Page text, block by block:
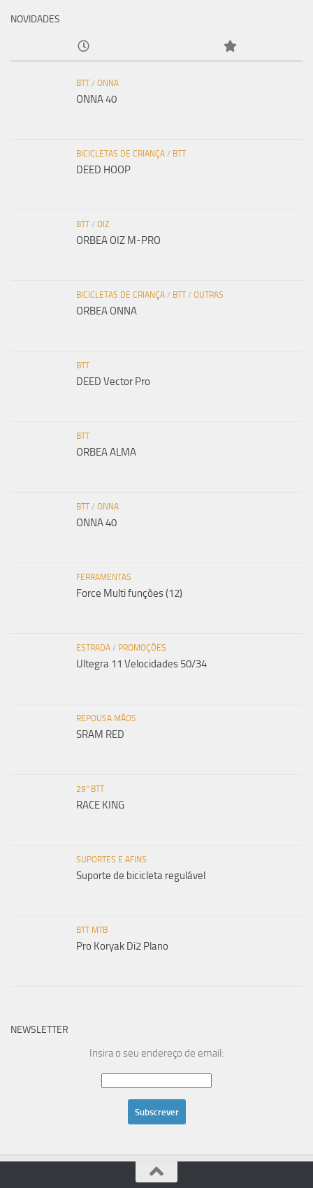
NOVIDADES
BTT/ ONNA
ONNA 40
BICICLETAS DE CRIANÇA / BTT
DEED HOOP
BTT/ OIZ
ORBEA OIZ M-PRO
BICICLETAS DE CRIANÇA / BTT/ OUTRAS
ORBEA ONNA
BTT
DEED Vector Pro
BTT
ORBEA ALMA
BTT/ ONNA
ONNA 40
FERRAMENTAS
Force Multi funções (12)
ESTRADA / PROMOÇÕES
Ultegra 11 Velocidades 50/34
REPOUSA MÃOS
SRAM RED
29" BTT
RACE KING
SUPORTES E AFINS
Suporte de bicicleta regulável
BTT MTB
Pro Koryak Di2 Plano
NEWSLETTER
Insira o seu endereço de email: